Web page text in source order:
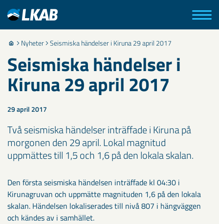
Nyheter Seismiska händelser i Kiruna 29 april 2017
Seismiska händelser i
Kiruna 29 april 2017
29 april 2017
Två seismiska händelser inträffade i Kiruna på
morgonen den 29 april. Lokal magnitud
uppmättes till 1,5 och 1,6 på den lokala skalan.
Den första seismiska händelsen inträffade kl 04:30 i
Kirunagruvan och uppmätte magnituden 1,6 på den lokala
skalan. Händelsen lokaliserades till nivå 807 i hängväggen
och kändes av i samhället.